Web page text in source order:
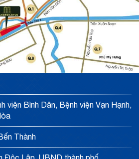
viện Bình Dân, Bệnh viện Vạn Hạnh,
Thành